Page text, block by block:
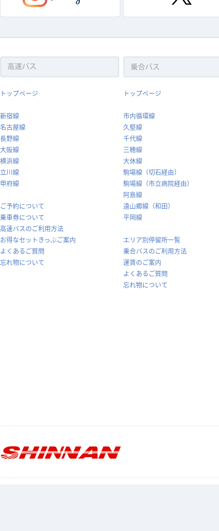
トップページ
新宿線
名古屋線
長野線
大阪線
横浜線
立川線
甲府線
ご予約について
乗車券について
高速バスのご利用方法
お得なセットきっぷご案内
よくあるご質問
忘れ物について
トップページ
市内循環線
久堅線
千代線
三穂線
大休線
駒場線（切石経由）
駒場線（市立病院経由）
阿島線
遠山郷線（和田）
平岡線
エリア別停留所一覧
乗合バスのご利用方法
運賃のご案内
よくあるご質問
忘れ物について